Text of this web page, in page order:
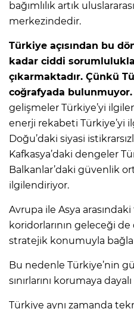
bağımlılık artık
merkezindedir.
Türkiye açısından bu
kadar ciddi
çıkarmaktadır. Çünkü
coğrafyada bulunmuyor.
gelişmeler Türkiye’yi
enerji rekabeti Türkiye’yi
Doğu’daki siyasi
Kafkasya’daki dengeler
Balkanlar’daki güvenlik
ilgilendiriyor.
Avrupa ile Asya
koridorlarının geleceği
stratejik konumuyla
Bu nedenle Türkiye’nin
sınırlarını korumaya
Türkiye aynı zamanda